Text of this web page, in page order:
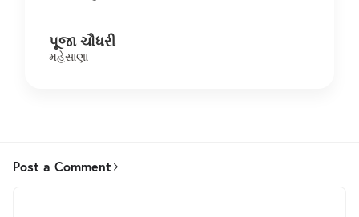
પૂજા ચૌધરી
મહેસાણા
Post a Comment